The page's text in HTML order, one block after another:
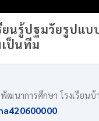
ยนรู้ปฐมวัยรูปแบ
ป็นทีม
ฒนาการศึกษา โรงเรียนบ้